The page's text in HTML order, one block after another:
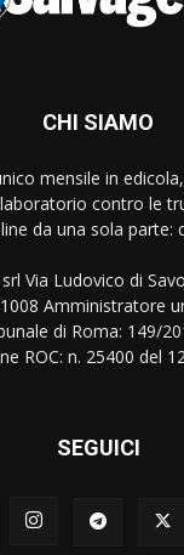
CHI SIAMO
mensile in
contro le
da una sola parte:
Via Ludovico di
Amministratore
di Roma: 149/
ROC: n. 25400 del
SEGUICI